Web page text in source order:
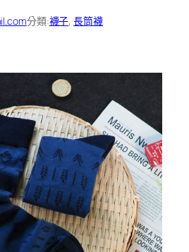
分類:襪子, 長筒襪